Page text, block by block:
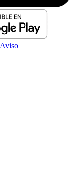
Aviso